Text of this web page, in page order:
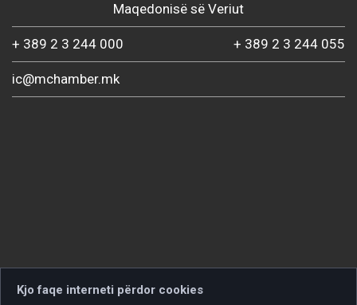
Maqedonisë së Veriut
+ 389 2 3 244 000 + 389 2 3 244 055
ic@mchamber.mk
Kjo faqe interneti përdor cookies